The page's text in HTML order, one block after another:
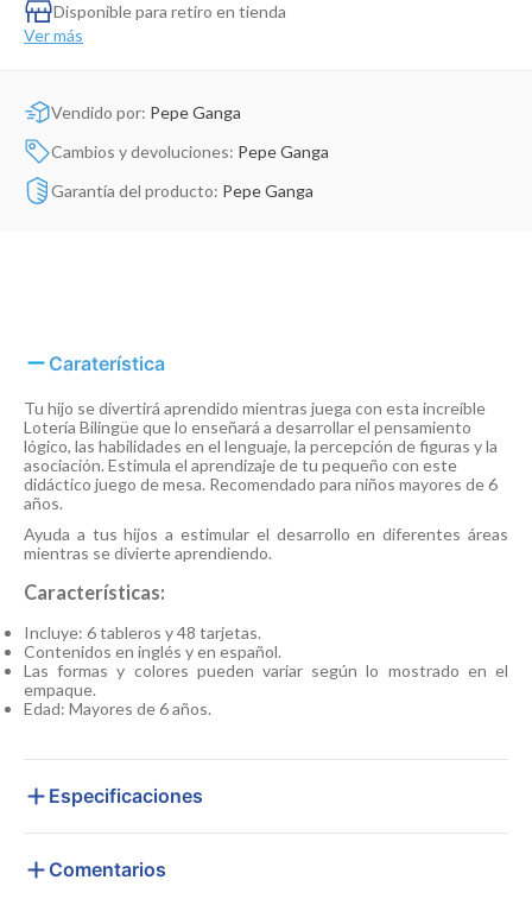
Disponible para retiro en tienda
Ver más
Vendido por: Pepe Ganga
Cambios y devoluciones: Pepe Ganga
Garantía del producto: Pepe Ganga
Caraterística
Tu hijo se divertirá aprendido mientras juega con esta increíble
Lotería Bilingüe que lo enseñará a desarrollar el pensamiento
lógico, las habilidades en el lenguaje, la percepción de figuras y la
asociación. Estimula el aprendizaje de tu pequeño con este
didáctico juego de mesa. Recomendado para niños mayores de 6
años.
Ayuda a tus hijos a estimular el desarrollo en diferentes áreas
mientras se divierte aprendiendo.
Características:
Incluye: 6 tableros y 48 tarjetas.
Contenidos en inglés y en español.
Las formas y colores pueden variar según lo mostrado en el
empaque.
Edad: Mayores de 6 años.
Especificaciones
Comentarios
Dinosaurio Juguete